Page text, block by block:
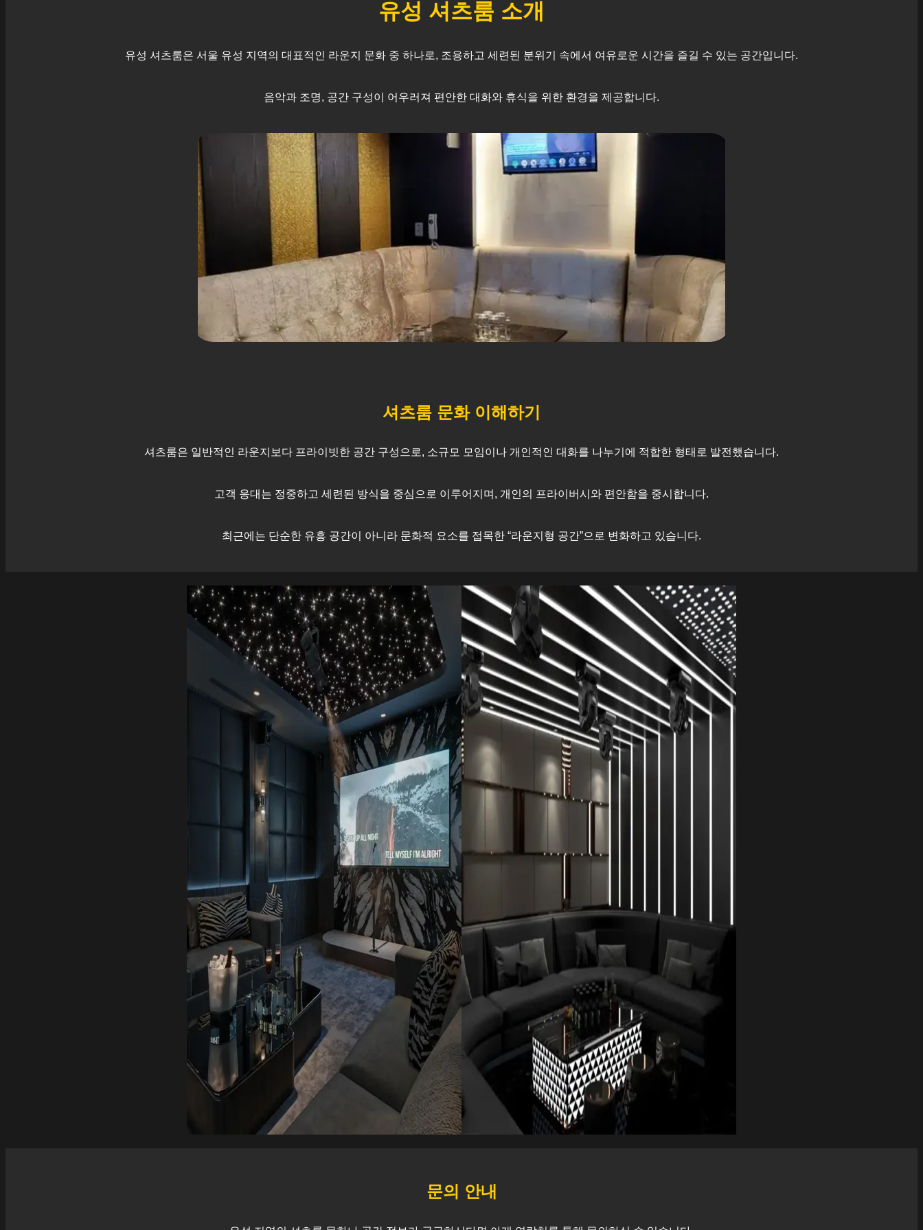
유성 셔츠룸 소개
유성 셔츠룸은 서울 유성 지역의 대표적인 라운지 문화 중 하나로, 조용하고 세련된 분위기 속에서 여유로운 시간을 즐길 수 있는 공간입니다.
음악과 조명, 공간 구성이 어우러져 편안한 대화와 휴식을 위한 환경을 제공합니다.
셔츠룸 문화 이해하기
셔츠룸은 일반적인 라운지보다 프라이빗한 공간 구성으로, 소규모 모임이나 개인적인 대화를 나누기에 적합한 형태로 발전했습니다.
고객 응대는 정중하고 세련된 방식을 중심으로 이루어지며, 개인의 프라이버시와 편안함을 중시합니다.
최근에는 단순한 유흥 공간이 아니라 문화적 요소를 접목한 “라운지형 공간”으로 변화하고 있습니다.
문의 안내